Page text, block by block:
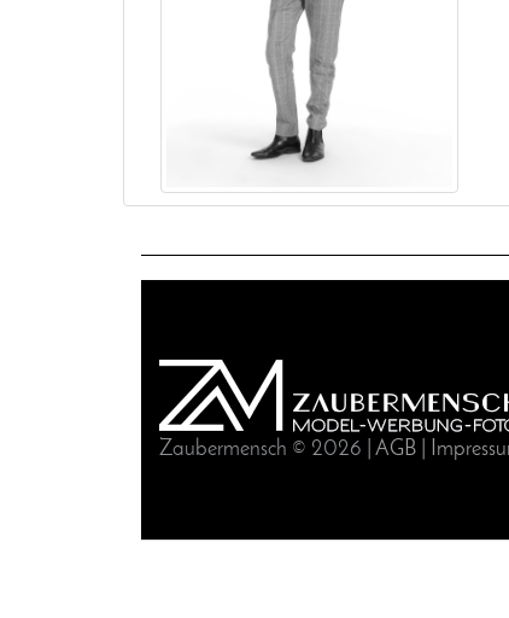
Zaubermensch © 2026 | AGB